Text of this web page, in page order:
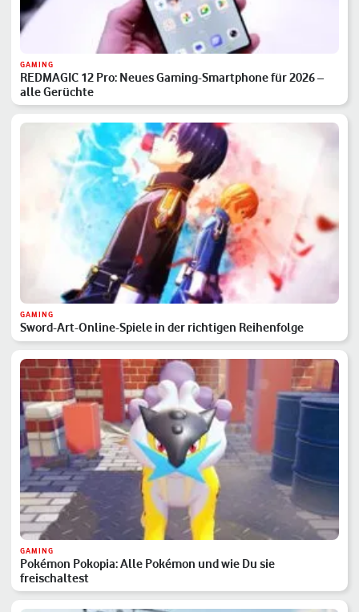
GAMING
REDMAGIC 12 Pro: Neues Gaming-Smartphone für 2026 –
alle Gerüchte
GAMING
Sword-Art-Online-Spiele in der richtigen Reihenfolge
GAMING
Pokémon Pokopia: Alle Pokémon und wie Du sie
freischaltest